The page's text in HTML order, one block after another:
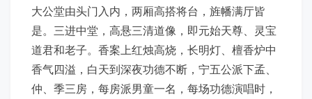
大公堂由头门入内，两厢高搭将台，旌幡满厅皆
是。三进中堂，高悬三清道像，即元始天尊、灵宝
道君和老子。香案上红烛高烧，长明灯、檀香炉中
香气四溢，白天到深夜功德不断，宁五公派下孟、
仲、季三房，每房派男童一名，每场功德演唱时，